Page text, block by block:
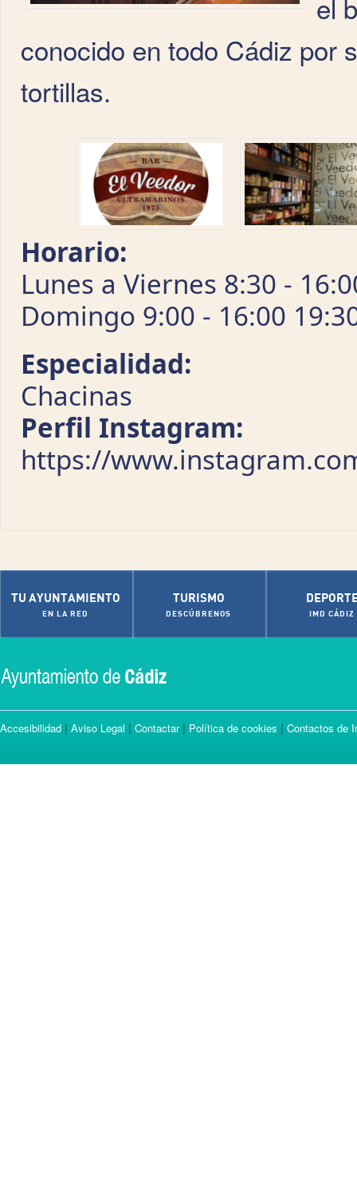
el
conocido en todo Cádiz por
tortillas.
Horario:
Lunes a Viernes 8:30 -
Domingo 9:00 - 16:00
Especialidad:
Chacinas
Perfil Instagram:
https://
TU AYUNTAMIENTO
EN LA RED
TURISMO
DESCÚBRENOS IMD CÁDIZ
Accesibilidad | Aviso Legal | Contactar| Política de cookies | Contactos de